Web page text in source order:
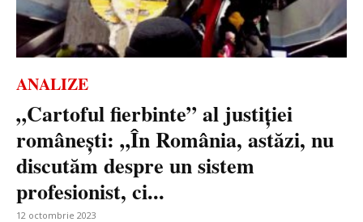
ANALIZE
„Cartoful fierbinte” al justiției
românești: „În România, astăzi, nu
discutăm despre un sistem
profesionist, ci...
12 octombrie 2023